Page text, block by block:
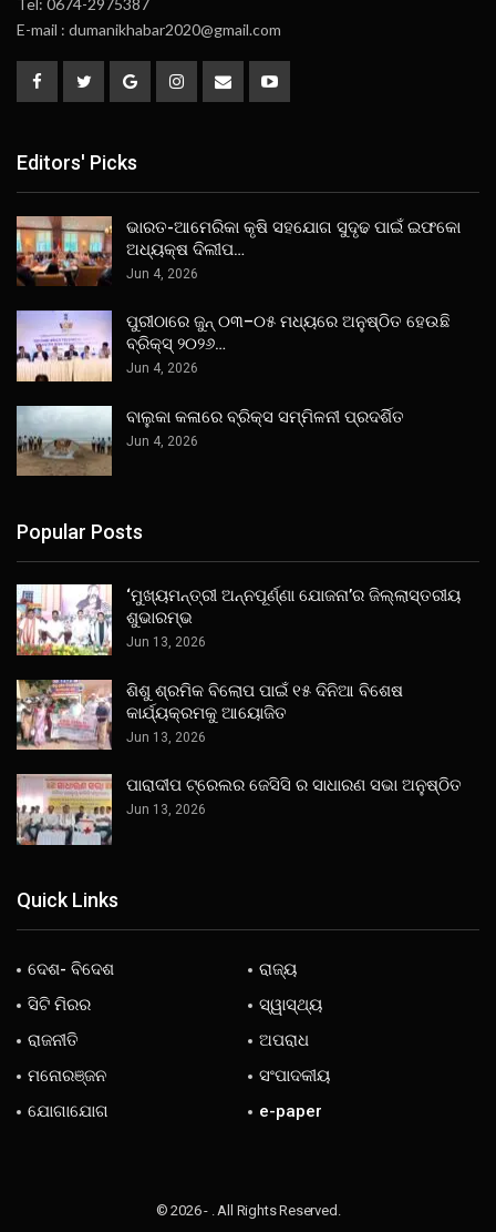
Tel: 0674-2975387
E-mail : dumanikhabar2020@gmail.com
Editors' Picks
ଭାରତ-ଆମେରିକା କୃଷି ସହଯୋଗ ସୁଦୃଢ ପାଇଁ ଇଫକୋ
ଅଧ୍ୟକ୍ଷ ଦିଲୀପ…
Jun 4, 2026
ପୁରୀଠାରେ ଜୁନ୍ ୦୩–୦୫ ମଧ୍ୟରେ ଅନୁଷ୍ଠିତ ହେଉଛି
ବ୍ରିକ୍ସ୍ ୨୦୨୬…
Jun 4, 2026
ବାଲୁକା କଳାରେ ବ୍ରିକ୍ସ ସମ୍ମିଳନୀ ପ୍ରଦର୍ଶିତ
Jun 4, 2026
Popular Posts
‘ମୁଖ୍ୟମନ୍ତ୍ରୀ ଅନ୍ନପୂର୍ଣ୍ଣା ଯୋଜନା’ର ଜିଲ୍ଲାସ୍ତରୀୟ
ଶୁଭାରମ୍ଭ
Jun 13, 2026
ଶିଶୁ ଶ୍ରମିକ ବିଲୋପ ପାଇଁ ୧୫ ଦିନିଆ ବିଶେଷ
କାର୍ଯ୍ୟକ୍ରମକୁ ଆୟୋଜିତ
Jun 13, 2026
ପାରାଦୀପ ଟ୍ରେଲର ଜେସିସି ର ସାଧାରଣ ସଭା ଅନୁଷ୍ଠିତ
Jun 13, 2026
Quick Links
ଦେଶ- ବିଦେଶ
ରାଜ୍ୟ
ସିଟି ମିରର
ସ୍ୱାସ୍ଥ୍ୟ
ରାଜନୀତି
ଅପରାଧ
ମନୋରଞ୍ଜନ
ସଂପାଦକୀୟ
ଯୋଗାଯୋଗ
e-paper
© 2026 - . All Rights Reserved.